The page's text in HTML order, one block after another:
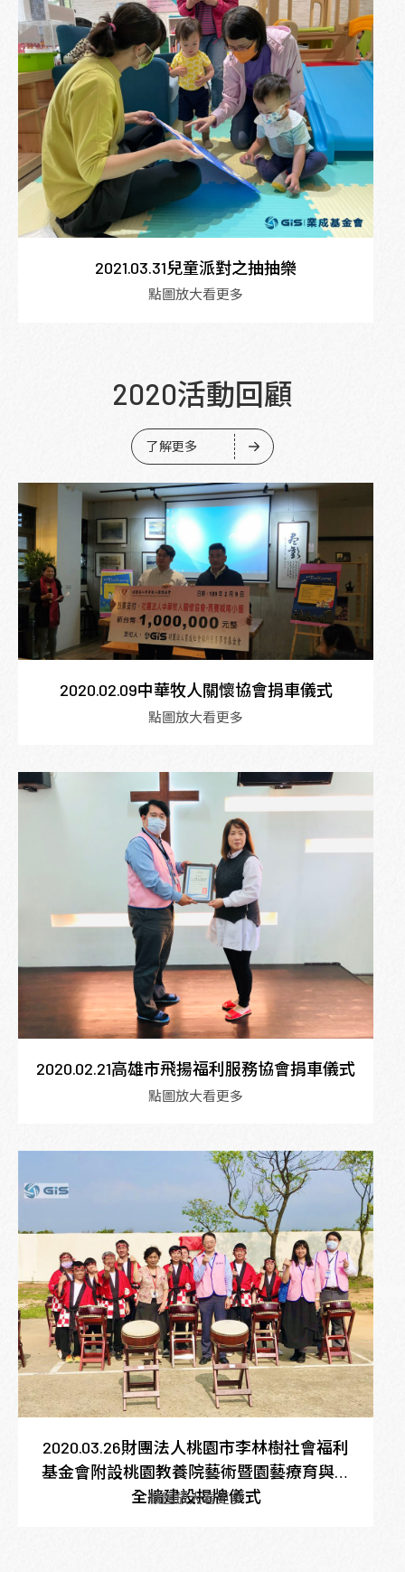
2021.03.31兒童派對之抽抽樂
點圖放大看更多
2020活動回顧
了解更多
2020.02.09中華牧人關懷協會捐車儀式
點圖放大看更多
2020.02.21高雄市飛揚福利服務協會捐車儀式
點圖放大看更多
2020.03.26財團法人桃園市李林樹社會福利
基金會附設桃園教養院藝術暨園藝療育與安
全牆建設揭牌儀式
點圖放大看更多